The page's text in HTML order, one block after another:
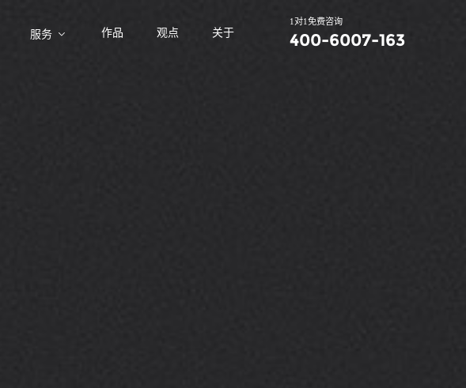
服务 作品 观点 关于
1对1免费咨询
400-6007-163